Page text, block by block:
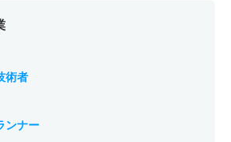
術者
ンナー